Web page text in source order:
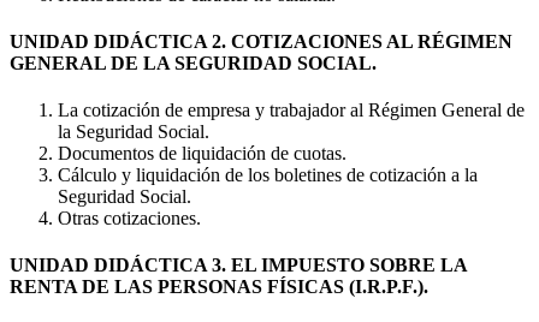
UNIDAD DIDÁCTICA 2. COTIZACIONES AL RÉGIMEN
GENERAL DE LA SEGURIDAD SOCIAL.
La cotización de empresa y trabajador al Régimen General de
la Seguridad Social.
Documentos de liquidación de cuotas.
Cálculo y liquidación de los boletines de cotización a la
Seguridad Social.
Otras cotizaciones.
UNIDAD DIDÁCTICA 3. EL IMPUESTO SOBRE LA
RENTA DE LAS PERSONAS FÍSICAS (I.R.P.F.).